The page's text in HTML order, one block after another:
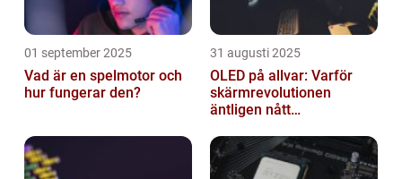
01 september 2025
Vad är en spelmotor och
hur fungerar den?
31 augusti 2025
OLED på allvar: Varför
skärmrevolutionen
äntligen nått